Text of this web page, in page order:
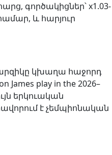
գործակիցներ՝ x1.03-
և հարյուր
կխաղա հաջորդ
play in the 2026–
երկուական
է չեմպիոնական